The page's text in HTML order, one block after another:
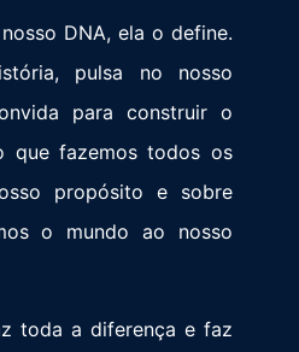
DNA, ela o define.
pulsa no nosso
para construir o
que fazemos todos os
propósito e sobre
o mundo ao nosso
toda a diferença e faz